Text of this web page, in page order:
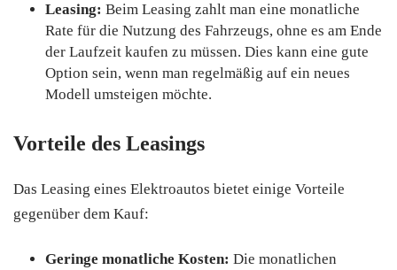
Leasing: Beim Leasing zahlt man eine monatliche
Rate für die Nutzung des Fahrzeugs, ohne es am Ende
der Laufzeit kaufen zu müssen. Dies kann eine gute
Option sein, wenn man regelmäßig auf ein neues
Modell umsteigen möchte.
Vorteile des Leasings
Das Leasing eines Elektroautos bietet einige Vorteile
gegenüber dem Kauf:
Geringe monatliche Kosten: Die monatlichen